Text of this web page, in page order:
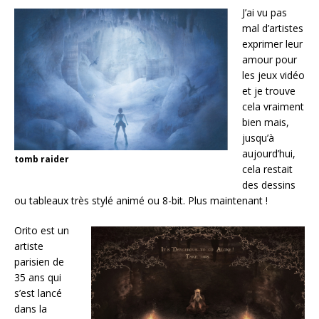
tomb raider
J’ai vu pas
mal d’artistes
exprimer leur
amour pour
les jeux vidéo
et je trouve
cela vraiment
bien mais,
jusqu’à
aujourd’hui,
cela restait
des dessins
ou tableaux très stylé animé ou 8-bit. Plus maintenant !
Orito est un
artiste
parisien de
35 ans qui
s’est lancé
dans la